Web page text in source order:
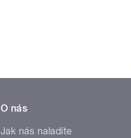
O nás
Jak nás naladíte